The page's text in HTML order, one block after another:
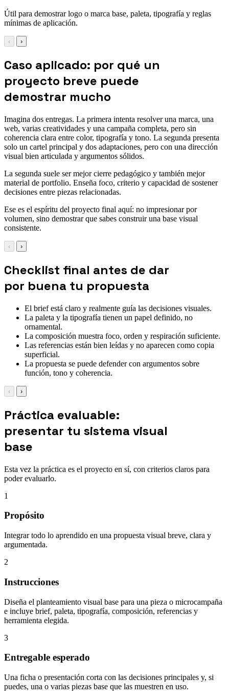
Útil para demostrar logo o marca base, paleta, tipografía y reglas
mínimas de aplicación.
‹ ›
Caso aplicado: por qué un
proyecto breve puede
demostrar mucho
Imagina dos entregas. La primera intenta resolver una marca, una
web, varias creatividades y una campaña completa, pero sin
coherencia clara entre color, tipografía y tono. La segunda presenta
solo un cartel principal y dos adaptaciones, pero con una dirección
visual bien articulada y argumentos sólidos.
La segunda suele ser mejor cierre pedagógico y también mejor
material de portfolio. Enseña foco, criterio y capacidad de sostener
decisiones entre piezas relacionadas.
Ese es el espíritu del proyecto final aquí: no impresionar por
volumen, sino demostrar que sabes construir una base visual
consistente.
‹ ›
Checklist final antes de dar
por buena tu propuesta
El brief está claro y realmente guía las decisiones visuales.
La paleta y la tipografía tienen un papel definido, no
ornamental.
La composición muestra foco, orden y respiración suficiente.
Las referencias están bien leídas y no aparecen como copia
superficial.
La propuesta se puede defender con argumentos sobre
función, tono y coherencia.
‹ ›
Práctica evaluable:
presentar tu sistema visual
base
Esta vez la práctica es el proyecto en sí, con criterios claros para
poder evaluarlo.
1
Propósito
Integrar todo lo aprendido en una propuesta visual breve, clara y
argumentada.
2
Instrucciones
Diseña el planteamiento visual base para una pieza o microcampaña
e incluye brief, paleta, tipografía, composición, referencias y
herramienta elegida.
3
Entregable esperado
Una ficha o presentación corta con las decisiones principales y, si
puedes, una o varias piezas base que las muestren en uso.